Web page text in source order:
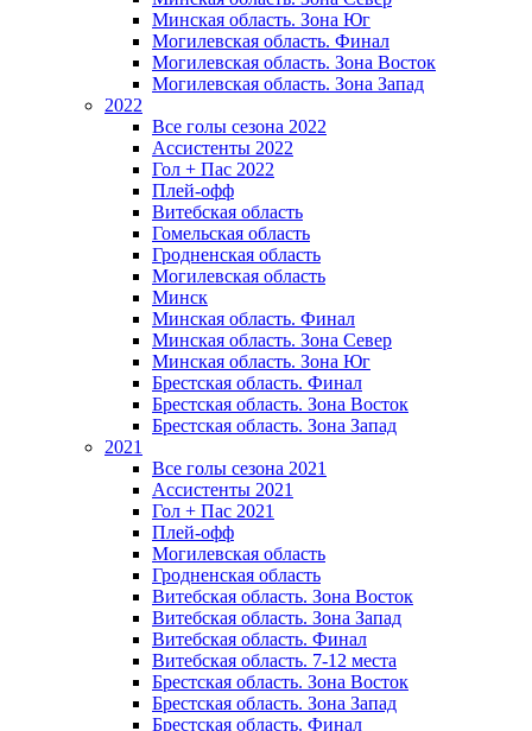
Минская область. Зона Юг
Могилевская область. Финал
Могилевская область. Зона Восток
Могилевская область. Зона Запад
2022
Все голы сезона 2022
Ассистенты 2022
Гол + Пас 2022
Плей-офф
Витебская область
Гомельская область
Гродненская область
Могилевская область
Минск
Mинская область. Финал
Минская область. Зона Север
Минская область. Зона Юг
Брестская область. Финал
Брестская область. Зона Восток
Брестская область. Зона Запад
2021
Все голы сезона 2021
Ассистенты 2021
Гол + Пас 2021
Плей-офф
Могилевская область
Гродненская область
Витебская область. Зона Восток
Витебская область. Зона Запад
Витебская область. Финал
Витебская область. 7-12 места
Брестская область. Зона Восток
Брестская область. Зона Запад
Брестская область. Финал